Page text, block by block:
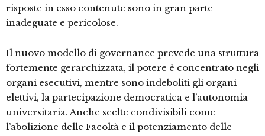
risposte in esso contenute sono in gran parte
inadeguate e pericolose.
Il nuovo modello di governance prevede una struttura
fortemente gerarchizzata, il potere è concentrato negli
organi esecutivi, mentre sono indeboliti gli organi
elettivi, la partecipazione democratica e l’autonomia
universitaria. Anche scelte condivisibili come
l’abolizione delle Facoltà e il potenziamento delle